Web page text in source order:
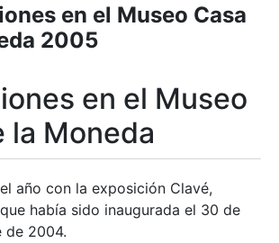
en el Museo Casa
2005
en el Museo
la Moneda
año con la exposición Clavé,
había sido inaugurada el 30 de
de 2004.